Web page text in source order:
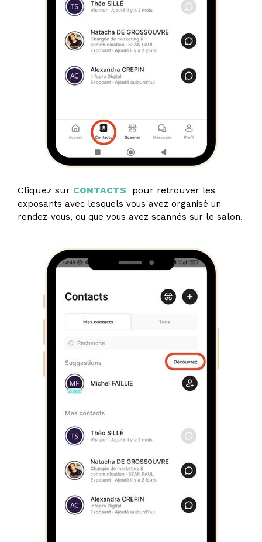
Cliquez sur CONTACTS pour retrouver les
exposants avec lesquels vous avez organisé un
rendez-vous, ou que vous avez scannés sur le salon.